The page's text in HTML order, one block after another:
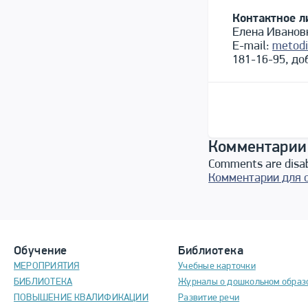
Контактное
Елена
E-mail:
181-16-95,
Comments are
Комментарии для
Обучение
МЕРОПРИЯТИЯ
БИБЛИОТЕКА
ПОВЫШЕНИЕ КВАЛИФИКАЦИИ
Библиотека
Учебные карточки
Журналы о дошкольном
Развитие речи